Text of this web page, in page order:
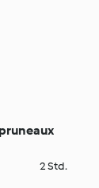
2 Std.